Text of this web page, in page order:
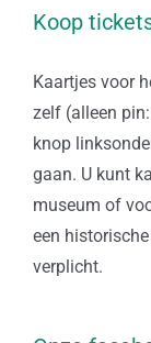
Koop
Kaartjes voor
zelf (alleen
knop
gaan. U kunt
museum of
een
verplicht.